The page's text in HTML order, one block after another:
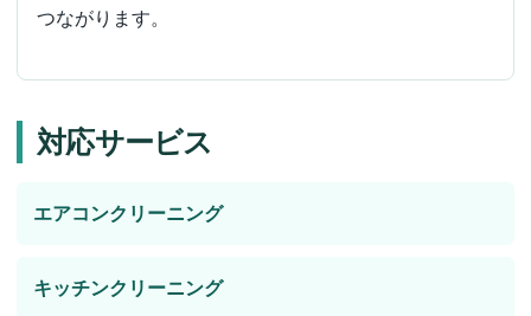
つながります。
対応サービス
エアコンクリーニング
キッチンクリーニング